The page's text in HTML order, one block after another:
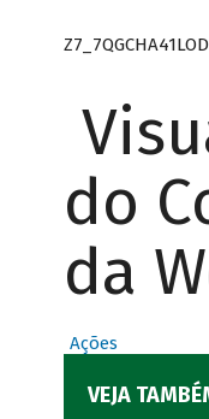
do
da
Ações
VEJA